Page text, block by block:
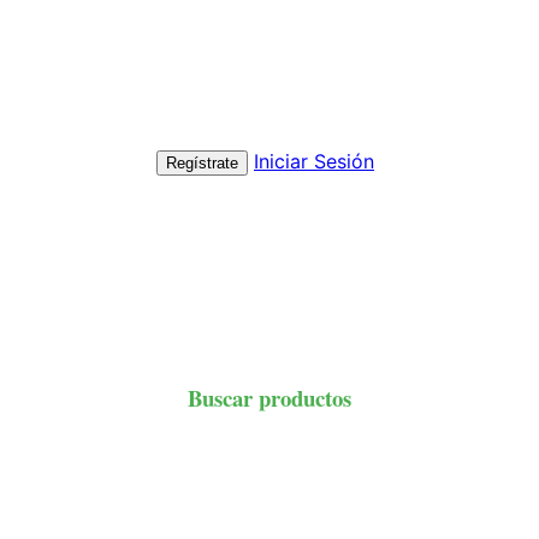
Regístrate Iniciar Sesión
Buscar productos